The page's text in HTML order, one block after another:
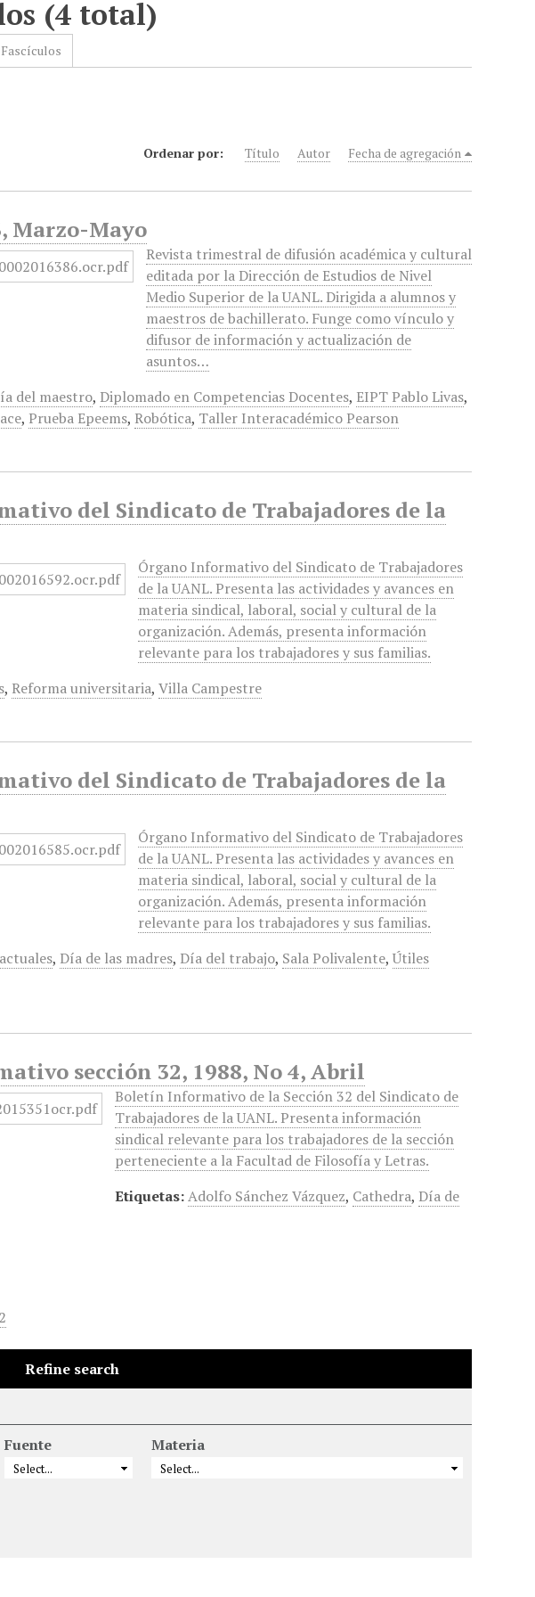
(4 total)
Ordenar por: Título Autor Fecha de agregación
Marzo-Mayo
Revista trimestral de difusión académica y cultural
editada por la Dirección de Estudios de Nivel
Medio Superior de la UANL. Dirigida a alumnos y
maestros de bachillerato. Funge como vínculo y
difusor de información y actualización de
asuntos…
del maestro, Diplomado en Competencias Docentes, EIPT Pablo Livas,
, Prueba Epeems, Robótica, Taller Interacadémico Pearson
del Sindicato de Trabajadores de la
Órgano Informativo del Sindicato de Trabajadores
de la UANL. Presenta las actividades y avances en
materia sindical, laboral, social y cultural de la
organización. Además, presenta información
relevante para los trabajadores y sus familias.
, Reforma universitaria,Villa Campestre
del Sindicato de Trabajadores de la
Órgano Informativo del Sindicato de Trabajadores
de la UANL. Presenta las actividades y avances en
materia sindical, laboral, social y cultural de la
organización. Además, presenta información
relevante para los trabajadores y sus familias.
, Día de las madres, Día del trabajo, Sala Polivalente,Útiles
sección 32, 1988, No 4, Abril
Boletín Informativo de la Sección 32 del Sindicato de
Trabajadores de la UANL. Presenta información
sindical relevante para los trabajadores de la sección
perteneciente a la Facultad de Filosofía y Letras.
Etiquetas:Adolfo Sánchez Vázquez, Cathedra, Día de
Refine search
Fuente Materia